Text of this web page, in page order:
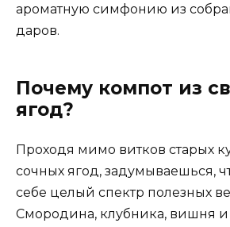
ароматную симфонию из
даров.
Почему компот из
ягод?
Проходя мимо витков старых
сочных ягод, задумываешься,
себе целый спектр полезных
Смородина, клубника, вишня и